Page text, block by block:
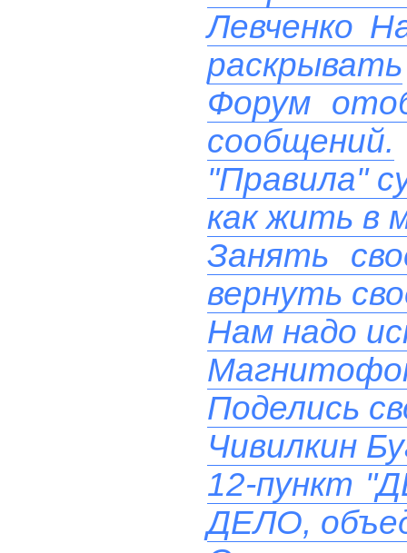
Левченко
раскрывать
Форум
сообщений.
"Правила"
как жить в
Занять
вернуть
Нам надо
Поделись
Чивилкин
12-пункт
ДЕЛО,